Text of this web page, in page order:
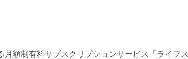
額制有料サブスクリプションサービス「ライフス